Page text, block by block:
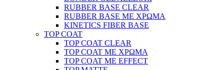
RUBBER BASE CLEAR
RUBBER BASE ΜΕ ΧΡΩΜΑ
KINETICS FIBER BASE
TOP COAT
TOP COAT CLEAR
TOP COAT ΜΕ ΧΡΩΜΑ
TOP COAT ΜΕ EFFECT